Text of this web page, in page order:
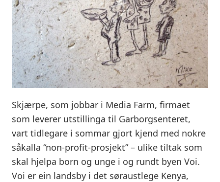
Skjærpe, som jobbar i Media Farm, firmaet
som leverer utstillinga til Garborgsenteret,
vart tidlegare i sommar gjort kjend med nokre
såkalla “non-profit-prosjekt” – ulike tiltak som
skal hjelpa born og unge i og rundt byen Voi.
Voi er ein landsby i det søraustlege Kenya,